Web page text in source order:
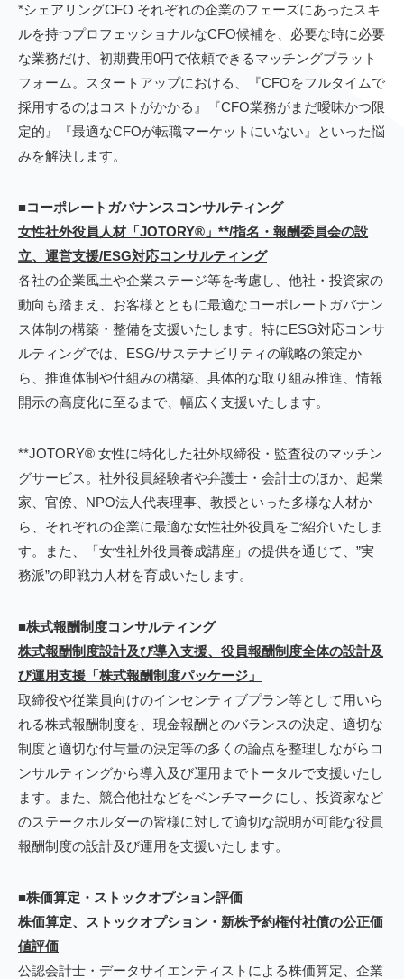
*シェアリングCFO それぞれの企業のフェーズにあったスキ
ルを持つプロフェッショナルなCFO候補を、必要な時に必要
な業務だけ、初期費用0円で依頼できるマッチングプラット
フォーム。スタートアップにおける、『CFOをフルタイムで
採用するのはコストがかかる』『CFO業務がまだ曖昧かつ限
定的』『最適なCFOが転職マーケットにいない』といった悩
みを解決します。
■コーポレートガバナンスコンサルティング
女性社外役員人材「JOTORY®」**/指名・報酬委員会の設
立、運営支援/ESG対応コンサルティング
各社の企業風土や企業ステージ等を考慮し、他社・投資家の
動向も踏まえ、お客様とともに最適なコーポレートガバナン
ス体制の構築・整備を支援いたします。特にESG対応コンサ
ルティングでは、ESG/サステナビリティの戦略の策定か
ら、推進体制や仕組みの構築、具体的な取り組み推進、情報
開示の高度化に至るまで、幅広く支援いたします。
**JOTORY® 女性に特化した社外取締役・監査役のマッチン
グサービス。社外役員経験者や弁護士・会計士のほか、起業
家、官僚、NPO法人代表理事、教授といった多様な人材か
ら、それぞれの企業に最適な女性社外役員をご紹介いたしま
す。また、「女性社外役員養成講座」の提供を通じて、”実
務派”の即戦力人材を育成いたします。
■株式報酬制度コンサルティング
株式報酬制度設計及び導入支援、役員報酬制度全体の設計及
び運用支援「株式報酬制度パッケージ」
取締役や従業員向けのインセンティブプラン等として用いら
れる株式報酬制度を、現金報酬とのバランスの決定、適切な
制度と適切な付与量の決定等の多くの論点を整理しながらコ
ンサルティングから導入及び運用までトータルで支援いたし
ます。また、競合他社などをベンチマークにし、投資家など
のステークホルダーの皆様に対して適切な説明が可能な役員
報酬制度の設計及び運用を支援いたします。
■株価算定・ストックオプション評価
株価算定、ストックオプション・新株予約権付社債の公正価
値評価
公認会計士・データサイエンティストによる株価算定、企業